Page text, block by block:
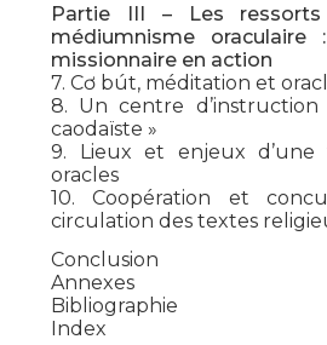
Partie III – Les
médiumnisme
missionnaire en action
7. Cơ bút, méditation et
8. Un centre
caodaïste »
9. Lieux et enjeux d’une
oracles
10. Coopération et
circulation des textes
Conclusion
Annexes
Bibliographie
Index